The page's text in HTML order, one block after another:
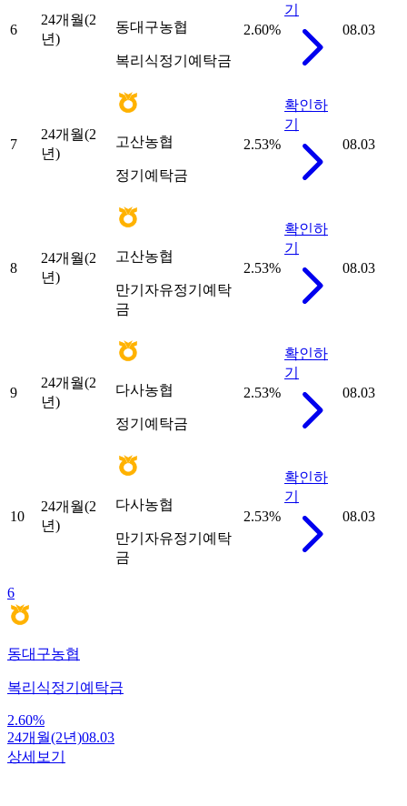
6
24개월(2
년)
동대구농협
복리식정기예탁금
2.60%
기
08.03
7
24개월(2
년)
고산농협
정기예탁금
2.53%
확인하
기
08.03
8
24개월(2
년)
고산농협
만기자유정기예탁
금
2.53%
확인하
기
08.03
9
24개월(2
년)
다사농협
정기예탁금
2.53%
확인하
기
08.03
10
24개월(2
년)
다사농협
만기자유정기예탁
금
2.53%
확인하
기
08.03
6
동대구농협
복리식정기예탁금
2.60%
24개월(2년)08.03
상세보기